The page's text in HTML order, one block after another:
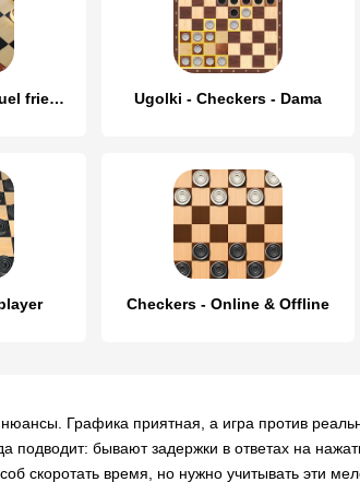
Checkers Online - Duel friends Ugolki - Checkers - Dama
Checkers - Online & Offline
Графика приятная, а игра против
подводит: бывают задержки в ответах на
скоротать время, но нужно учитывать эти